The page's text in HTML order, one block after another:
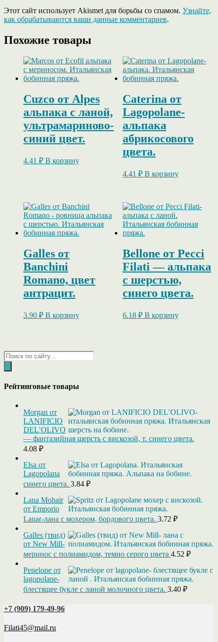
Этот сайт использует Akismet для борьбы со спамом. Узнайте,
как обрабатываются ваши данные комментариев.
Похожие товары
Cuzco от Alpes
альпака с ланой,
ультрамариново-
синий цвет.
4.41 ₽ В корзину
Caterina от
Lagopolane-
альпака
абрикосового
цвета.
4.41 ₽ В корзину
Galles от
Banchini
Romano, цвет
антрацит.
3.90 ₽ В корзину
Bellone от Pecci
Filati — альпака
с шерстью,
синего цвета.
6.18 ₽ В корзину
Поиск
товаров
Рейтинговые товары
Morgan от
LANIFICIO
DEL’OLIVO
— фантазийная шерсть с вискозой, т. синего цвета.
4.08 ₽
Elsa от
Lagopolana
синего цвета. 3.84 ₽
Lana Mohair
от Emporio
Lanar-лана с мохером, бордового цвета. 3.72 ₽
Galles (твид)
от New Mill-
меринос с полиамидом, темно серого цвета 4.52 ₽
Penelope от
lagopolane-
блестящее букле с ланой молочного цвета. 3.40 ₽
+7 (909) 179‑49-96
Filati45@mail.ru